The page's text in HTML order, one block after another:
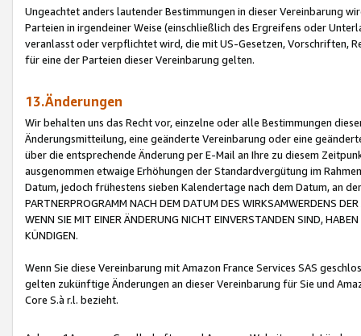
Ungeachtet anders lautender Bestimmungen in dieser Vereinbarung
Parteien in irgendeiner Weise (einschließlich des Ergreifens oder
veranlasst oder verpflichtet wird, die mit US-Gesetzen, Vorschriften,
für eine der Parteien dieser Vereinbarung gelten.
13.Änderungen
Wir behalten uns das Recht vor, einzelne oder alle Bestimmungen
Änderungsmitteilung, eine geänderte Vereinbarung oder eine
über die entsprechende Änderung per E-Mail an Ihre zu diesem
ausgenommen etwaige Erhöhungen der Standardvergütung im
Datum, jedoch frühestens sieben Kalendertage nach dem Datum, an
PARTNERPROGRAMM NACH DEM DATUM DES WIRKSAMWERDENS
WENN SIE MIT EINER ÄNDERUNG NICHT EINVERSTANDEN SIND,
KÜNDIGEN.
Wenn Sie diese Vereinbarung mit Amazon France Services SAS
gelten zukünftige Änderungen an dieser Vereinbarung für Sie und
Core S.à r.l. bezieht.